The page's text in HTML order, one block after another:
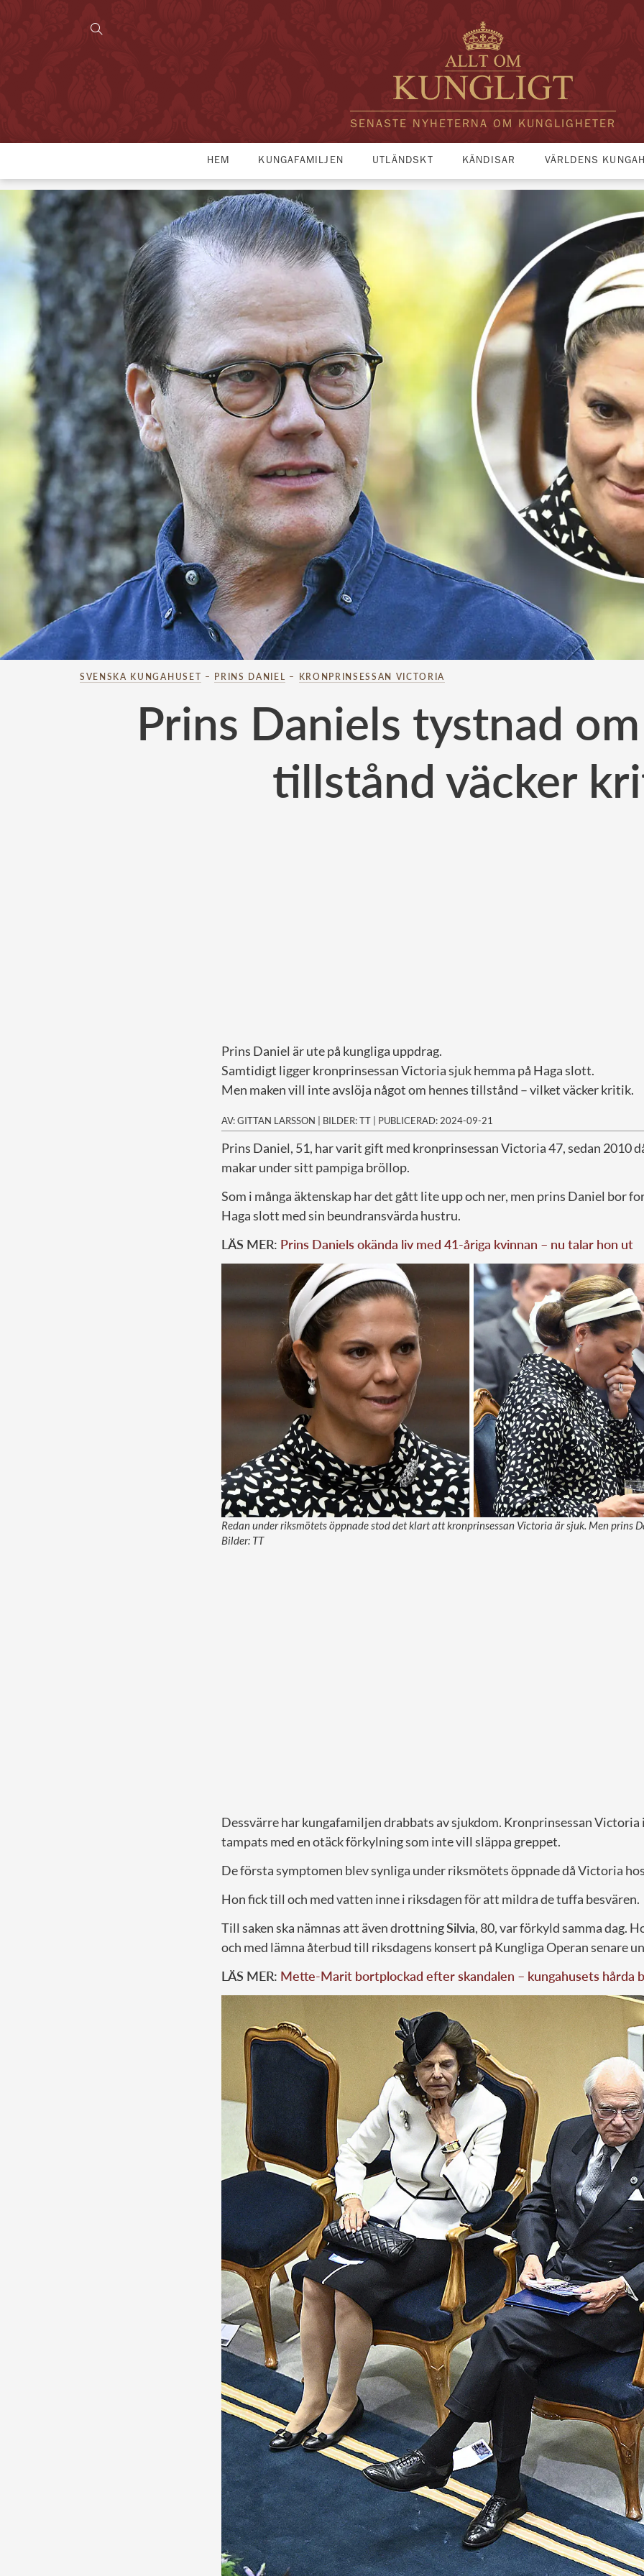
SENASTE NYHETERNA OM KUNGLIGHETER
HEM KUNGAFAMILJEN UTLÄNDSKT KÄNDISAR VÄRLDENS
SVENSKA KUNGAHUSET – PRINS DANIEL – KRONPRINSESSAN VICTORIA
Prins Daniels tystnad
tillstånd väcker
Prins Daniel är ute på kungliga uppdrag.
Samtidigt ligger kronprinsessan Victoria sjuk hemma på Haga slott.
Men maken vill inte avslöja något om hennes tillstånd – vilket väcker kritik.
AV: GITTAN LARSSON | BILDER: TT | PUBLICERAD: 2024-09-21
Prins Daniel, 51, har varit gift med kronprinsessan Victoria 47, sedan 2010
makar under sitt pampiga bröllop.
Som i många äktenskap har det gått lite upp och ner, men prins Daniel bor
Haga slott med sin beundransvärda hustru.
LÄS MER: Prins Daniels okända liv med 41-åriga kvinnan – nu talar hon ut
Redan under riksmötets öppnade stod det klart att kronprinsessan Victoria är sjuk. Men prins
Bilder: TT
Dessvärre har kungafamiljen drabbats av sjukdom. Kronprinsessan Victoria
tampats med en otäck förkylning som inte vill släppa greppet.
De första symptomen blev synliga under riksmötets öppnade då Victoria
Hon fick till och med vatten inne i riksdagen för att mildra de tuffa besvären.
Till saken ska nämnas att även drottningSilvia, 80, var förkyld samma dag.
och med lämna återbud till riksdagens konsert på Kungliga Operan senare
LÄS MER: Mette-Marit bortplockad efter skandalen – kungahusets hårda